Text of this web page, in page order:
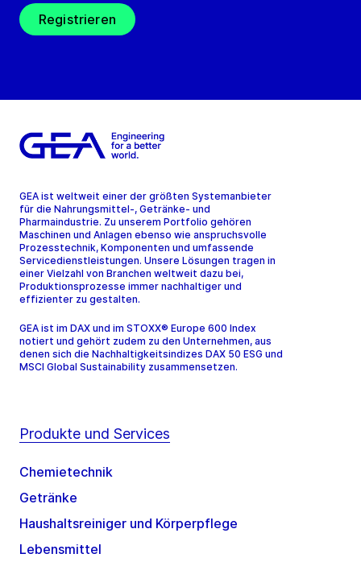
Registrieren
GEA ist weltweit einer der größten Systemanbieter
für die Nahrungsmittel-, Getränke- und
Pharmaindustrie. Zu unserem Portfolio gehören
Maschinen und Anlagen ebenso wie anspruchsvolle
Prozesstechnik, Komponenten und umfassende
Servicedienstleistungen. Unsere Lösungen tragen in
einer Vielzahl von Branchen weltweit dazu bei,
Produktionsprozesse immer nachhaltiger und
effizienter zu gestalten.
GEA ist im DAX und im STOXX® Europe 600 Index
notiert und gehört zudem zu den Unternehmen, aus
denen sich die Nachhaltigkeitsindizes DAX 50 ESG und
MSCI Global Sustainability zusammensetzen.
Produkte und Services
Chemietechnik
Getränke
Haushaltsreiniger und Körperpflege
Lebensmittel